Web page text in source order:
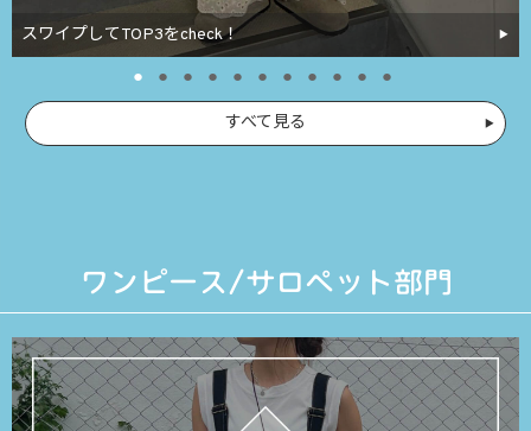
スワイプしてTOP3をcheck！
すべて見る
ワンピース/サロペット部門